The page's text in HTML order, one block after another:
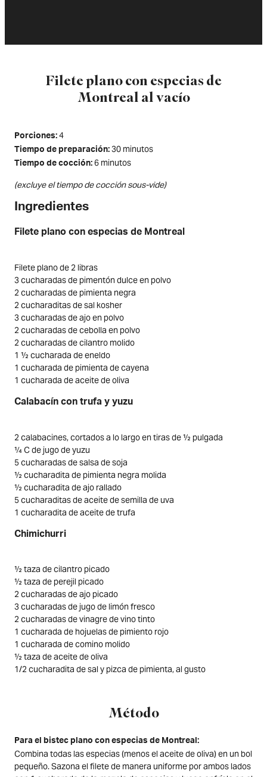
Filete plano con especias de
Montreal al vacío
Porciones 4
Tiempo de preparación 30 minutos
Tiempo de cocción 6 minutos
(excluye el tiempo de cocción sous-vide)
Ingredientes
Filete plano con especias de Montreal
Filete plano de 2 libras
3 cucharadas de pimentón dulce en polvo
2 cucharadas de pimienta negra
2 cucharaditas de sal kosher
3 cucharadas de ajo en polvo
2 cucharadas de cebolla en polvo
2 cucharadas de cilantro molido
1 ½ cucharada de eneldo
1 cucharada de pimienta de cayena
1 cucharada de aceite de oliva
Calabacín con trufa y yuzu
2 calabacines, cortados a lo largo en tiras de ½ pulgada
¼ C de jugo de yuzu
5 cucharadas de salsa de soja
½ cucharadita de pimienta negra molida
½ cucharadita de ajo rallado
5 cucharaditas de aceite de semilla de uva
1 cucharadita de aceite de trufa
Chimichurri
½ taza de cilantro picado
½ taza de perejil picado
2 cucharadas de ajo picado
3 cucharadas de jugo de limón fresco
2 cucharadas de vinagre de vino tinto
1 cucharada de hojuelas de pimiento rojo
1 cucharada de comino molido
½ taza de aceite de oliva
1/2 cucharadita de sal y pizca de pimienta, al gusto
Método
Para el bistec plano con especias de Montreal:
Combina todas las especias (menos el aceite de oliva) en un bol
pequeño. Sazona el filete de manera uniforme por ambos lados